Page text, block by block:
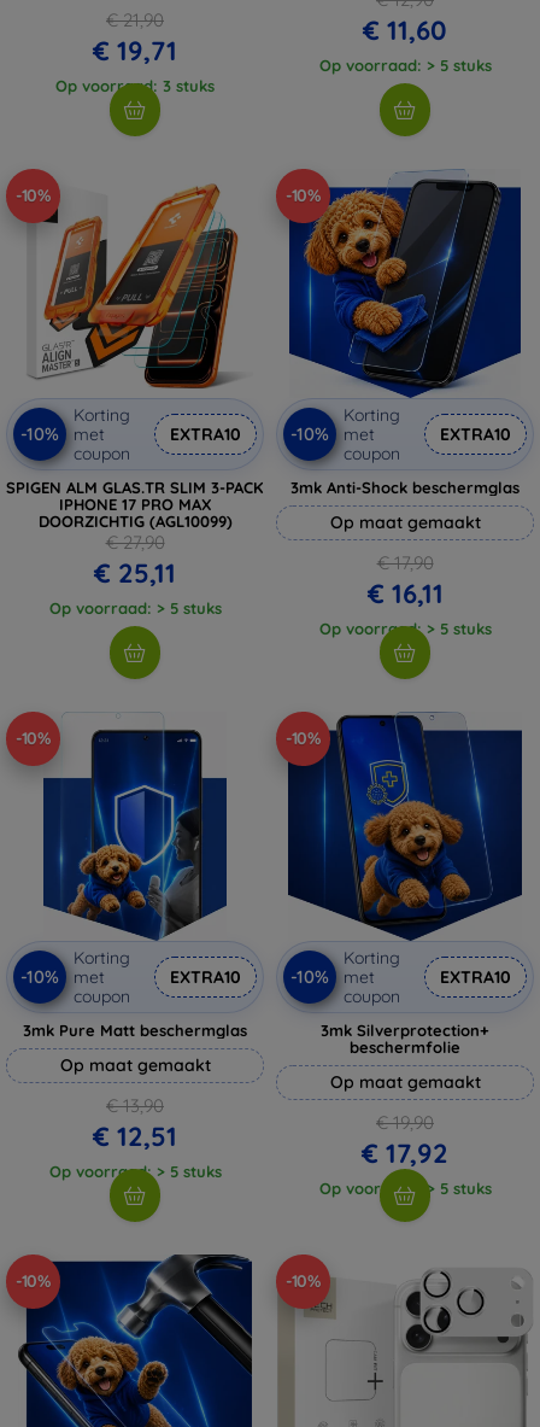
€ 21,90
€ 19,71
Op voorraad: 3 stuks
€ 11,60
Op voorraad: > 5 stuks
-10%
-10%
Korting
met
coupon
EXTRA10
SPIGEN ALM GLAS.TR SLIM 3-PACK
IPHONE 17 PRO MAX
DOORZICHTIG (AGL10099)
€ 27,90
€ 25,11
Op voorraad: > 5 stuks
-10%
-10%
Korting
met
coupon
EXTRA10
3mk Anti-Shock beschermglas
Op maat gemaakt
€ 17,90
€ 16,11
Op voorraad: > 5 stuks
-10%
-10%
Korting
met
coupon
EXTRA10
3mk Pure Matt beschermglas
Op maat gemaakt
€ 13,90
€ 12,51
Op voorraad: > 5 stuks
-10%
-10%
Korting
met
coupon
EXTRA10
3mk Silverprotection+
beschermfolie
Op maat gemaakt
€ 19,90
€ 17,92
Op voorraad: > 5 stuks
-10% -10%